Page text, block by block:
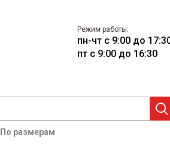
Режим работы:
пн-чт с 9:00 до
пт с 9:00 до 16:30
По размерам